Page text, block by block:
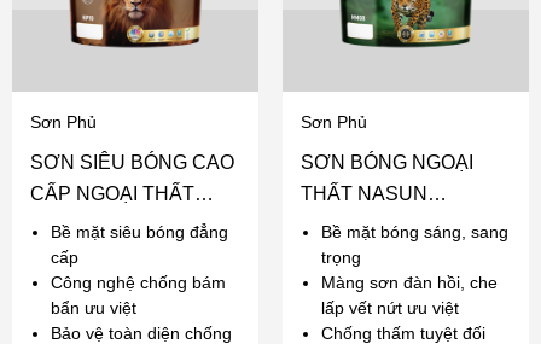
Sơn Phủ
SƠN SIÊU BÓNG CAO
CẤP NGOẠI THẤT
NASUN PLUS
Bề mặt siêu bóng đẳng
cấp
Công nghệ chống bám
bẩn ưu việt
Bảo vệ toàn diện chống
Sơn Phủ
SƠN BÓNG NGOẠI
THẤT NASUN
MAXIMUM
Bề mặt bóng sáng, sang
trọng
Màng sơn đàn hồi, che
lấp vết nứt ưu việt
Chống thấm tuyệt đối